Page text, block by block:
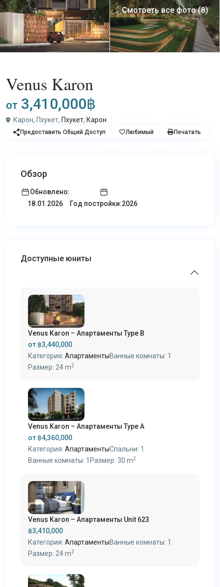
Смотреть все фото (8)
Venus Karon
от 3,410,000฿
Карон, Пхукет, Пхукет, Карон
Предоставить Общий Доступ Любимый Печатать
Обзор
Обновлено:
18.01.2026
Год постройки:2026
Доступные юниты
Venus Karon – Апартаменты Type B
от ฿3,440,000
Категория: АпартаментыВанные комнаты: 1
Размер: 24 m2
Venus Karon – Апартаменты Type A
от ฿4,360,000
Категория: АпартаментыСпальни: 1
Ванные комнаты: 1 Размер: 30 m2
Venus Karon – Апартаменты Unit 623
฿3,410,000
Категория: АпартаментыВанные комнаты: 1
Размер: 24 m2